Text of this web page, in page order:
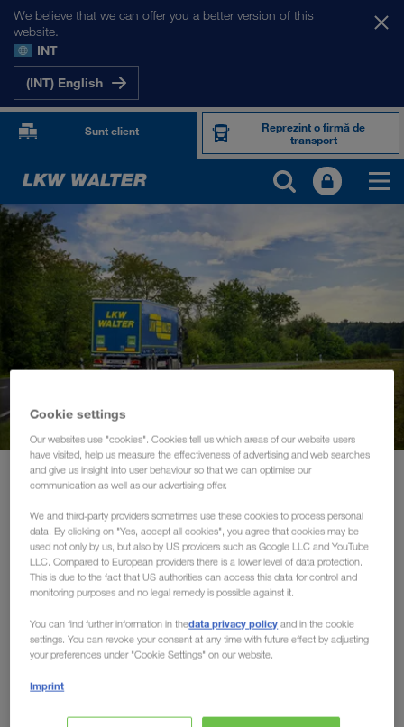
We believe that we can offer you a better version of this
website.
INT
(INT) English
Sunt client
Reprezint o firmă de
transport
PRODUSE ȘI SERVICII
Transport rutier
Soluții digitale
Transport intermodal
Transporturi sustenabile
Comunicare
Soluții în funcție de domeniul de activitate
Produse și servicii Transport rutier
Transport rutier internațional
cu camioane cu prelată
(transporturi complete/FTL) în întreaga Europăeste
garantată de reţeaua noastră performantă de
transport selectaţi
Cookie settings
Our websites use "cookies". Cookies tell us which areas of our website users
have visited, help us measure the effectiveness of advertising and web searches
and give us insight into user behaviour so that we can optimise our
communication as well as our advertising offer.
We and third-party providers sometimes use these cookies to process personal
data. By clicking on "Yes, accept all cookies", you agree that cookies may be
used not only by us, but also by US providers such as Google LLC and YouTube
LLC. Compared to European providers there is a lower level of data protection.
This is due to the fact that US authorities can access this data for control and
monitoring purposes and no legal remedy is possible against it.
You can find further information in thedata privacy policy and in the cookie
settings. You can revoke your consent at any time with future effect by adjusting
your preferences under "Cookie Settings" on our website.
Imprint